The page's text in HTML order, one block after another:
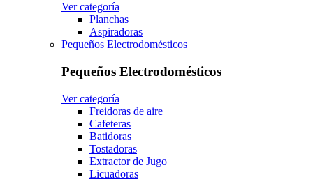
Ver categoría
Planchas
Aspiradoras
Pequeños Electrodomésticos
Pequeños Electrodomésticos
Ver categoría
Freidoras de aire
Cafeteras
Batidoras
Tostadoras
Extractor de Jugo
Licuadoras